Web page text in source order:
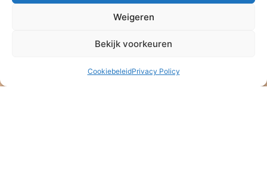
Weigeren
Bekijk voorkeuren
CookiebeleidPrivacy Policy
3844RE Harderwijk
T. +31 6 16 48 75 21